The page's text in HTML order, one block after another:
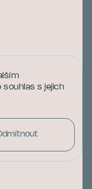
s jejich
vyhrazena.